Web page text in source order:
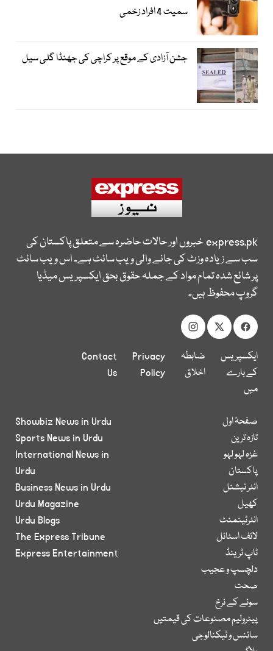
سمیت 4 افراد زخمی
جشن آزادی کے موقع پر کراچی کی جھنڈا گلی سیل
express.pkخبروں اور حالات حاضرہ سے متعلق پاکستان کی
سب سے زیادہ وزٹ کی جانے والی ویب سائٹ ہے۔ اس ویب سائٹ
پر شائع شدہ تمام مواد کے جملہ حقوق بحق ایکسپریس میڈیا
گروپ محفوظ ہیں۔
ایکسپریس
کے بارے
میں
ضابطہ
اخلاق
Privacy
Policy
Contact
Us
صفحۂ اول
تازہ ترین
غزہ لہو لہو
پاکستان
انٹر نیشنل
کھیل
انٹرٹینمنٹ
لائف اسٹائل
ٹاپ ٹرینڈ
دلچسپ و عجیب
صحت
سونے کے نرخ
پیٹرولیم مصنوعات کی قیمتیں
سائنس و ٹیکنالوجی
Showbiz News in Urdu
Sports News in Urdu
International News in
Urdu
Business News in Urdu
Urdu Magazine
Urdu Blogs
The Express Tribune
Express Entertainment